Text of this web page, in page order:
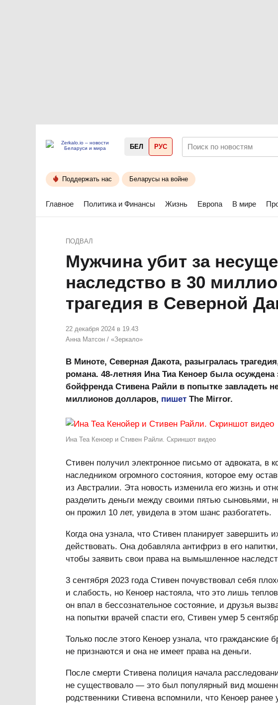
БЕЛ РУС
Поддержать нас Беларусы на войне
Главное Политика и Финансы Жизнь Европа В мире
ПОДВАЛ
Мужчина убит за
наследство в 30
трагедия в Северной
22 декабря 2024 в 19.43
Анна Матсон / «Зеркало»
В Миноте, Северная Дакота, разыгралась
романа. 48-летняя Ина Тиа Кеноер была осуждена
бойфренда Стивена Райли в попытке завладеть
миллионов долларов, пишет The Mirror.
Ина Теа Кеноер и Стивен Райли. Скриншот видео
Стивен получил электронное письмо от адвоката, в
наследником огромного состояния, которое ему
из Австралии. Эта новость изменила его жизнь и
разделить деньги между своими пятью сыновьями,
он прожил 10 лет, увидела в этом шанс разбогатеть.
Когда она узнала, что Стивен планирует завершить
действовать. Она добавляла антифриз в его
чтобы заявить свои права на вымышленное
3 сентября 2023 года Стивен почувствовал себя
и слабость, но Кеноер настояла, что это лишь
он впал в бессознательное состояние, и друзья
на попытки врачей спасти его, Стивен умер 5
Только после этого Кеноер узнала, что гражданские
не признаются и она не имеет права на деньги.
После смерти Стивена полиция начала
не существовало — это был популярный вид
родственники Стивена вспомнили, что Кеноер